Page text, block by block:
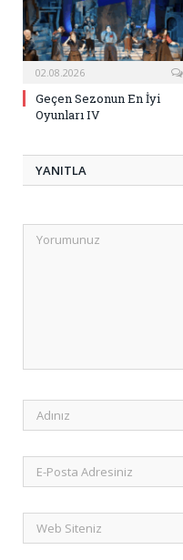
02.08.2026
Geçen Sezonun En İyi
Oyunları IV
YANITLA